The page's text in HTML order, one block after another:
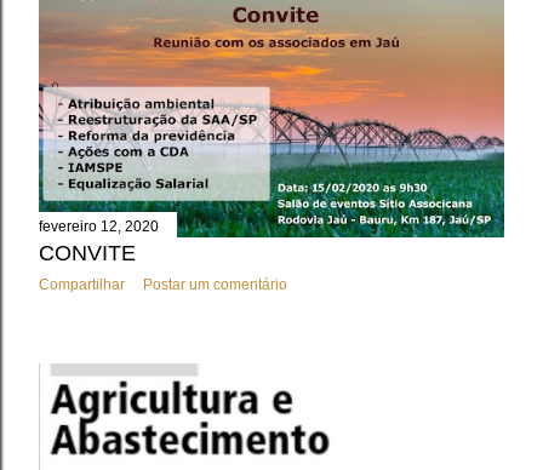
fevereiro 12, 2020
CONVITE
Compartilhar Postar um comentário